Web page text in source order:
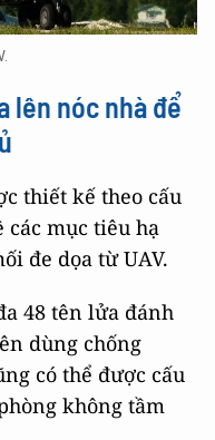
lên nóc nhà để
thiết kế theo cấu
mục tiêu hạ
đe dọa từ UAV.
48 tên lửa đánh
dùng chống
có thể được cấu
không tầm